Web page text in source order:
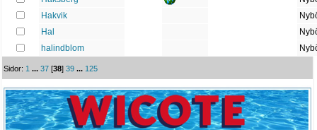
Hakvik
Hal
halindblom
Sidor:1 ...37 [38]39 ...125